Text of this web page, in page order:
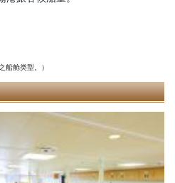
船舱类型。）